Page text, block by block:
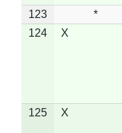
123 *
124
X
125 X